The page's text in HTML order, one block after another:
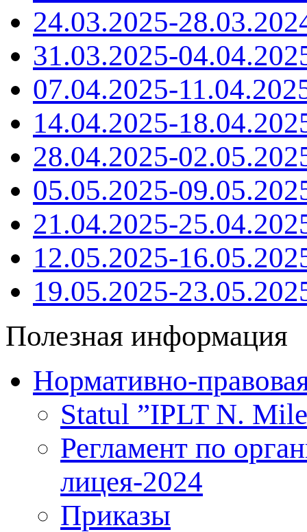
24.03.2025-
31.03.2025-
07.04.2025-
14.04.2025-
28.04.2025-
05.05.2025-
21.04.2025-
12.05.2025-
19.05.2025-
Полезная информация
Нормативно-
Statul ”IPLT N.
Регламент по
лицея-2024
Приказы